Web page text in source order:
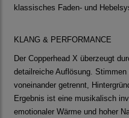
klassisches Faden- und
KLANG & PERFORMANCE
Der Copperhead X überzeugt
detailreiche Auflösung.
voneinander getrennt,
Ergebnis ist eine musikalisch
emotionaler Wärme und hoher